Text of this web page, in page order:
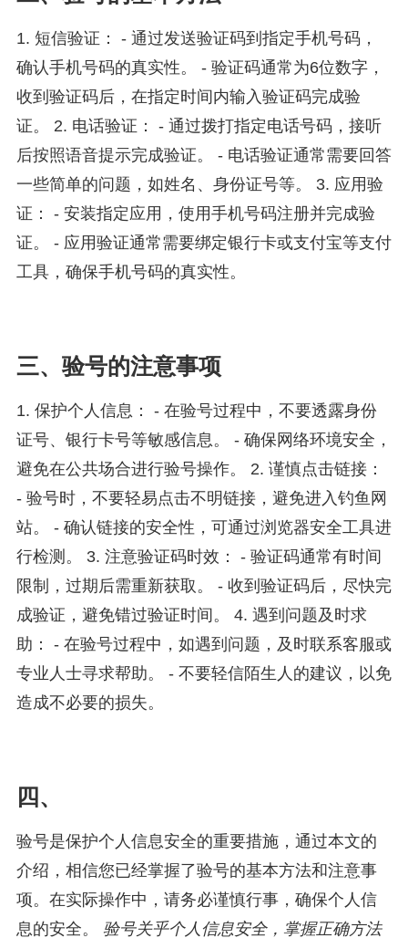
1. 短信验证： - 通过发送验证码到指定手机号码，
确认手机号码的真实性。 - 验证码通常为6位数字，
收到验证码后，在指定时间内输入验证码完成验
证。 2. 电话验证： - 通过拨打指定电话号码，接听
后按照语音提示完成验证。 - 电话验证通常需要回答
一些简单的问题，如姓名、身份证号等。 3. 应用验
证： - 安装指定应用，使用手机号码注册并完成验
证。 - 应用验证通常需要绑定银行卡或支付宝等支付
工具，确保手机号码的真实性。
三、验号的注意事项
1. 保护个人信息： - 在验号过程中，不要透露身份
证号、银行卡号等敏感信息。 - 确保网络环境安全，
避免在公共场合进行验号操作。 2. 谨慎点击链接：
- 验号时，不要轻易点击不明链接，避免进入钓鱼网
站。 - 确认链接的安全性，可通过浏览器安全工具进
行检测。 3. 注意验证码时效： - 验证码通常有时间
限制，过期后需重新获取。 - 收到验证码后，尽快完
成验证，避免错过验证时间。 4. 遇到问题及时求
助： - 在验号过程中，如遇到问题，及时联系客服或
专业人士寻求帮助。 - 不要轻信陌生人的建议，以免
造成不必要的损失。
四、
验号是保护个人信息安全的重要措施，通过本文的
介绍，相信您已经掌握了验号的基本方法和注意事
项。在实际操作中，请务必谨慎行事，确保个人信
息的安全。 验号关乎个人信息安全，掌握正确方法